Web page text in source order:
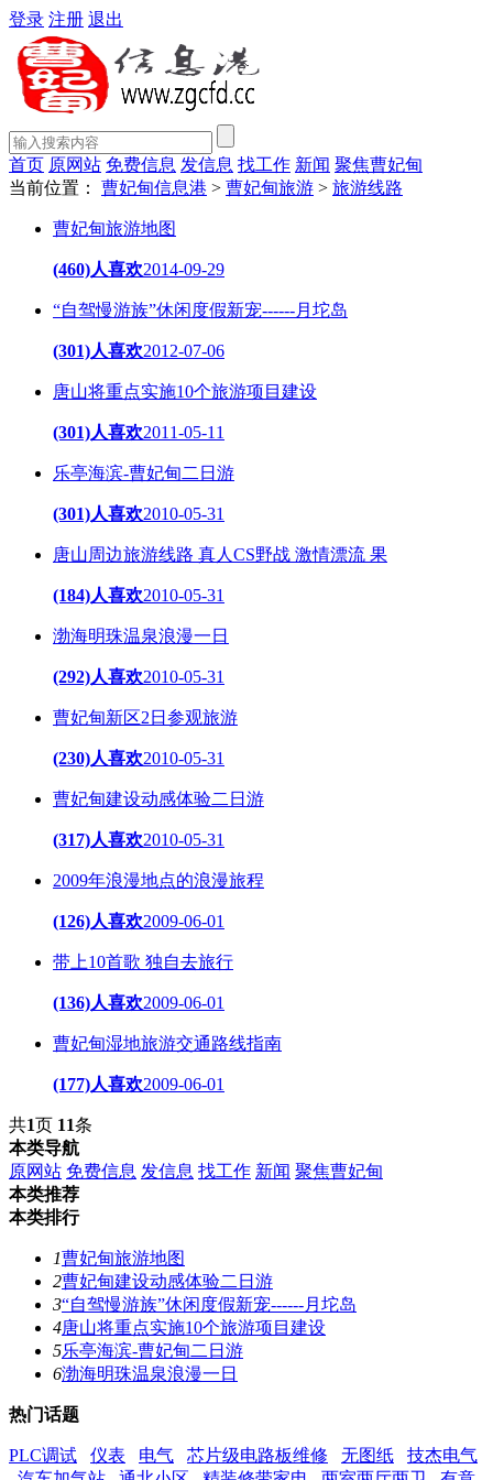
登录 注册 退出
首页 原网站 免费信息 发信息 找工作 新闻 聚焦曹妃甸
当前位置： 曹妃甸信息港 > 曹妃甸旅游 > 旅游线路
曹妃甸旅游地图
(460)人喜欢2014-09-29
“自驾慢游族”休闲度假新宠------月坨岛
(301)人喜欢2012-07-06
唐山将重点实施10个旅游项目建设
(301)人喜欢2011-05-11
乐亭海滨-曹妃甸二日游
(301)人喜欢2010-05-31
唐山周边旅游线路 真人CS野战 激情漂流 果
(184)人喜欢2010-05-31
渤海明珠温泉浪漫一日
(292)人喜欢2010-05-31
曹妃甸新区2日参观旅游
(230)人喜欢2010-05-31
曹妃甸建设动感体验二日游
(317)人喜欢2010-05-31
2009年浪漫地点的浪漫旅程
(126)人喜欢2009-06-01
带上10首歌 独自去旅行
(136)人喜欢2009-06-01
曹妃甸湿地旅游交通路线指南
(177)人喜欢2009-06-01
共1页 11条
本类导航
原网站 免费信息 发信息 找工作 新闻 聚焦曹妃甸
本类推荐
本类排行
1曹妃甸旅游地图
2曹妃甸建设动感体验二日游
3“自驾慢游族”休闲度假新宠------月坨岛
4唐山将重点实施10个旅游项目建设
5乐亭海滨-曹妃甸二日游
6渤海明珠温泉浪漫一日
热门话题
PLC调试 仪表 电气 芯片级电路板维修 无图纸
技杰电气